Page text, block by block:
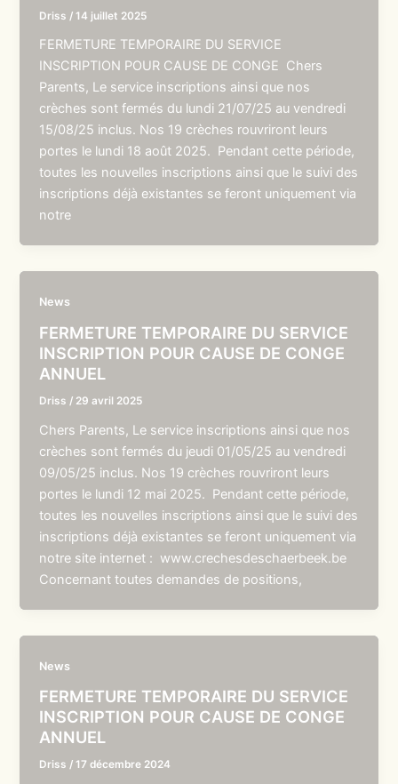
Driss /14 juillet 2025
FERMETURE TEMPORAIRE DU SERVICE
INSCRIPTION POUR CAUSE DE CONGE Chers
Parents, Le service inscriptions ainsi que nos
crèches sont fermés du lundi 21/07/25 au vendredi
15/08/25 inclus. Nos 19 crèches rouvriront leurs
portes le lundi 18 août 2025. Pendant cette période,
toutes les nouvelles inscriptions ainsi que le suivi des
inscriptions déjà existantes se feront uniquement via
notre
News
FERMETURE TEMPORAIRE DU SERVICE
INSCRIPTION POUR CAUSE DE CONGE
ANNUEL
Driss / 29 avril 2025
Chers Parents, Le service inscriptions ainsi que nos
crèches sont fermés du jeudi 01/05/25 au vendredi
09/05/25 inclus. Nos 19 crèches rouvriront leurs
portes le lundi 12 mai 2025. Pendant cette période,
toutes les nouvelles inscriptions ainsi que le suivi des
inscriptions déjà existantes se feront uniquement via
notre site internet : www.crechesdeschaerbeek.be
Concernant toutes demandes de positions,
News
FERMETURE TEMPORAIRE DU SERVICE
INSCRIPTION POUR CAUSE DE CONGE
ANNUEL
Driss /17 décembre 2024